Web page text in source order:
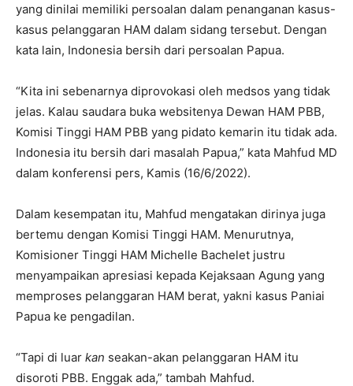
yang dinilai memiliki persoalan dalam penanganan kasus-
kasus pelanggaran HAM dalam sidang tersebut. Dengan
kata lain, Indonesia bersih dari persoalan Papua.
“Kita ini sebenarnya diprovokasi oleh medsos yang tidak
jelas. Kalau saudara buka websitenya Dewan HAM PBB,
Komisi Tinggi HAM PBB yang pidato kemarin itu tidak ada.
Indonesia itu bersih dari masalah Papua,” kata Mahfud MD
dalam konferensi pers, Kamis (16/6/2022).
Dalam kesempatan itu, Mahfud mengatakan dirinya juga
bertemu dengan Komisi Tinggi HAM. Menurutnya,
Komisioner Tinggi HAM Michelle Bachelet justru
menyampaikan apresiasi kepada Kejaksaan Agung yang
memproses pelanggaran HAM berat, yakni kasus Paniai
Papua ke pengadilan.
“Tapi di luar kan seakan-akan pelanggaran HAM itu
disoroti PBB. Enggak ada,” tambah Mahfud.